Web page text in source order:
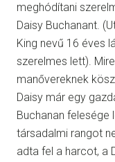
meghódítani
Daisy Buchanant.
King nevű 16 éves
szerelmes lett).
manővereknek
Daisy már egy
Buchanan felesége
társadalmi rangot
adta fel a harcot, a